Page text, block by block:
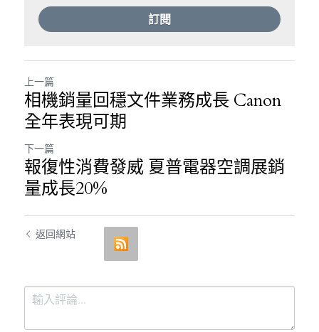
訂閱
上一篇
相機銷量回穩文件業務成長 Canon
全年表現可期
下一篇
報復性消費發威 夏普電器空調展銷
量成長20%
返回網站